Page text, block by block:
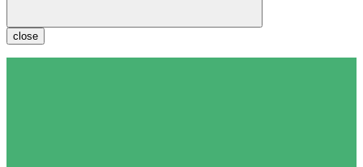
close